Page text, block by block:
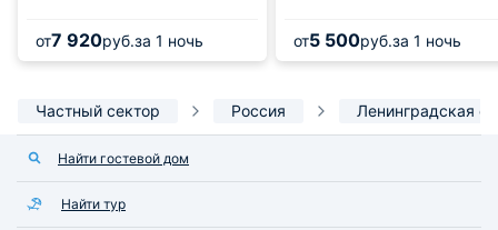
от7 920руб.за 1 ночь от5 500руб.за 1 ночь
Частный сектор Россия Ленинградская
Найти гостевой дом
Найти тур